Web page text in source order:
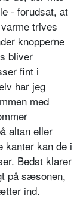
- forudsat, at
trives
knopperne
bliver
fint i
har jeg
med
altan eller
kanter kan de i
Bedst klarer
på sæsonen,
ind.